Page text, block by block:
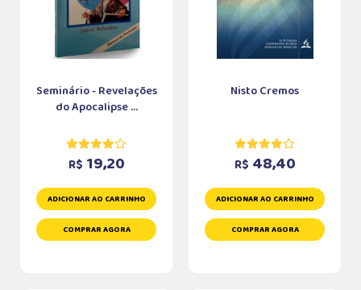
Seminário - Revelações
do Apocalipse ...
R$ 19,20
ADICIONAR AO CARRINHO
COMPRAR AGORA
Nisto Cremos
R$ 48,40
ADICIONAR AO CARRINHO
COMPRAR AGORA